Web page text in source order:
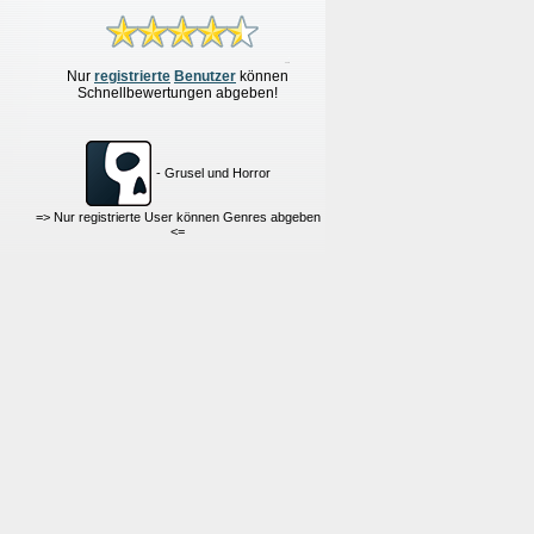
Nur registrierte Benutzer können
Schnellbewertungen abgeben!
- Grusel und Horror
=> Nur registrierte User können Genres abgeben
<=